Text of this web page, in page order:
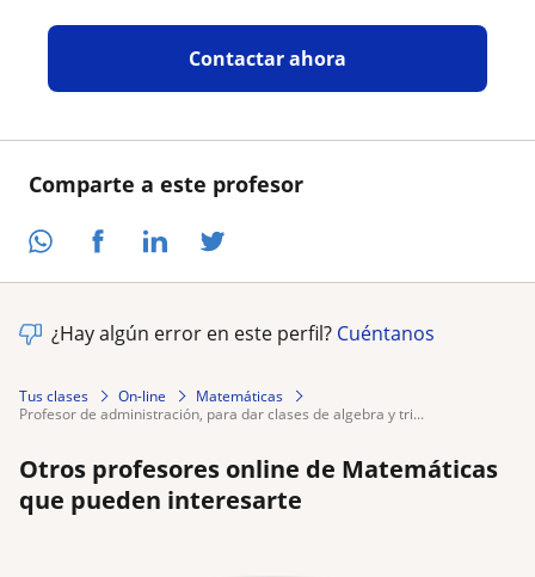
Comparte a este profesor
Contactar ahora
¿Hay algún error en este perfil? Cuéntanos
Tus clases On-line
Matemáticas
profesor de administración, para dar clases de algebra y tri...
Otros profesores online de Matemáticas
que pueden interesarte